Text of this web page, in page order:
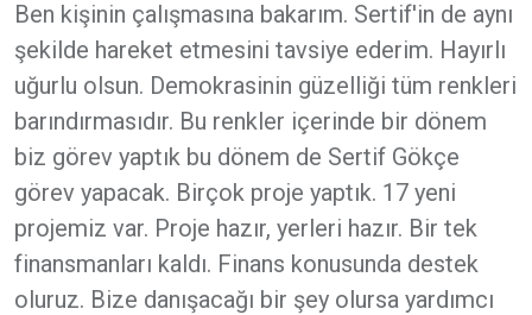
Ben kişinin çalışmasına bakarım. Sertif'in de aynı
şekilde hareket etmesini tavsiye ederim. Hayırlı
uğurlu olsun. Demokrasinin güzelliği tüm renkleri
barındırmasıdır. Bu renkler içerinde bir dönem
biz görev yaptık bu dönem de Sertif Gökçe
görev yapacak. Birçok proje yaptık. 17 yeni
projemiz var. Proje hazır, yerleri hazır. Bir tek
finansmanları kaldı. Finans konusunda destek
oluruz. Bize danışacağı bir şey olursa yardımcı